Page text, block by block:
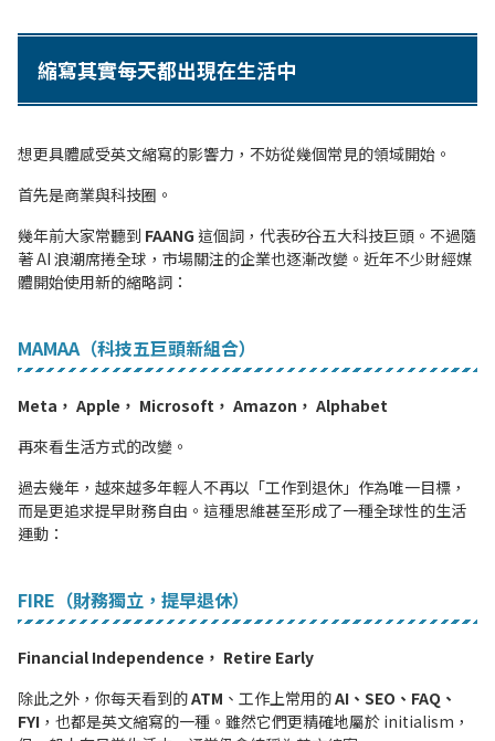
縮寫其實每天都出現在生活中
想更具體感受英文縮寫的影響力，不妨從幾個常見的領域開始。
首先是商業與科技圈。
幾年前大家常聽到 FAANG 這個詞，代表矽谷五大科技巨頭。不過隨
著 AI 浪潮席捲全球 ，市場關注的企業也逐漸改變。近年不少財經媒
體開始使用新的縮略詞：
MAMAA（科技五巨頭新組合）
Meta， Apple， Microsoft， Amazon， Alphabet
再來看生活方式的改變。
過去幾年，越來越多年輕人不再以「工作到退休」作為唯一目標，
而是更追求提早財務自由。這種思維甚至形成了一種全球性的生活
運動：
FIRE（財務獨立，提早退休）
Financial Independence， Retire Early
除此之外，你每天看到的ATM 、工作上常用的AI、SEO、FAQ、
FYI ，也都是英文縮寫的一種。雖然它們更精確地屬於 initialism，